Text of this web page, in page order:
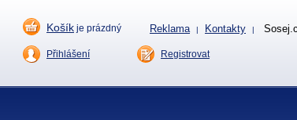
Košík je prázdný Reklama | Kontakty |
Přihlášení Registrovat